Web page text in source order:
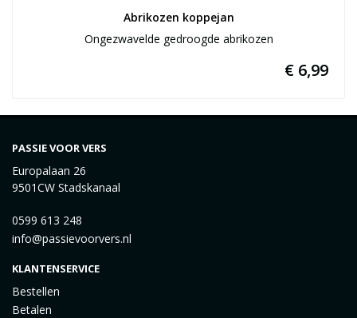
Abrikozen koppejan
Ongezwavelde gedroogde abrikozen
€ 6,99
PASSIE VOOR VERS
Europalaan 26
9501CW Stadskanaal
0599 613 248
info@passievoorvers.nl
KLANTENSERVICE
Bestellen
Betalen